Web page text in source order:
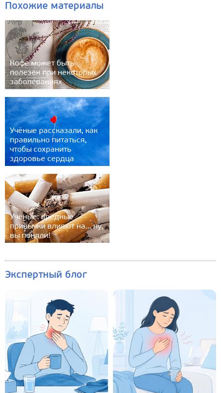
Похожие материалы
Кофе может быть
полезен при некоторых
заболеваниях
Учёные рассказали, как
правильно питаться,
чтобы сохранить
здоровье сердца
Учёные: вредные
привычки влияют на... ну,
вы поняли!
Экспертный блог